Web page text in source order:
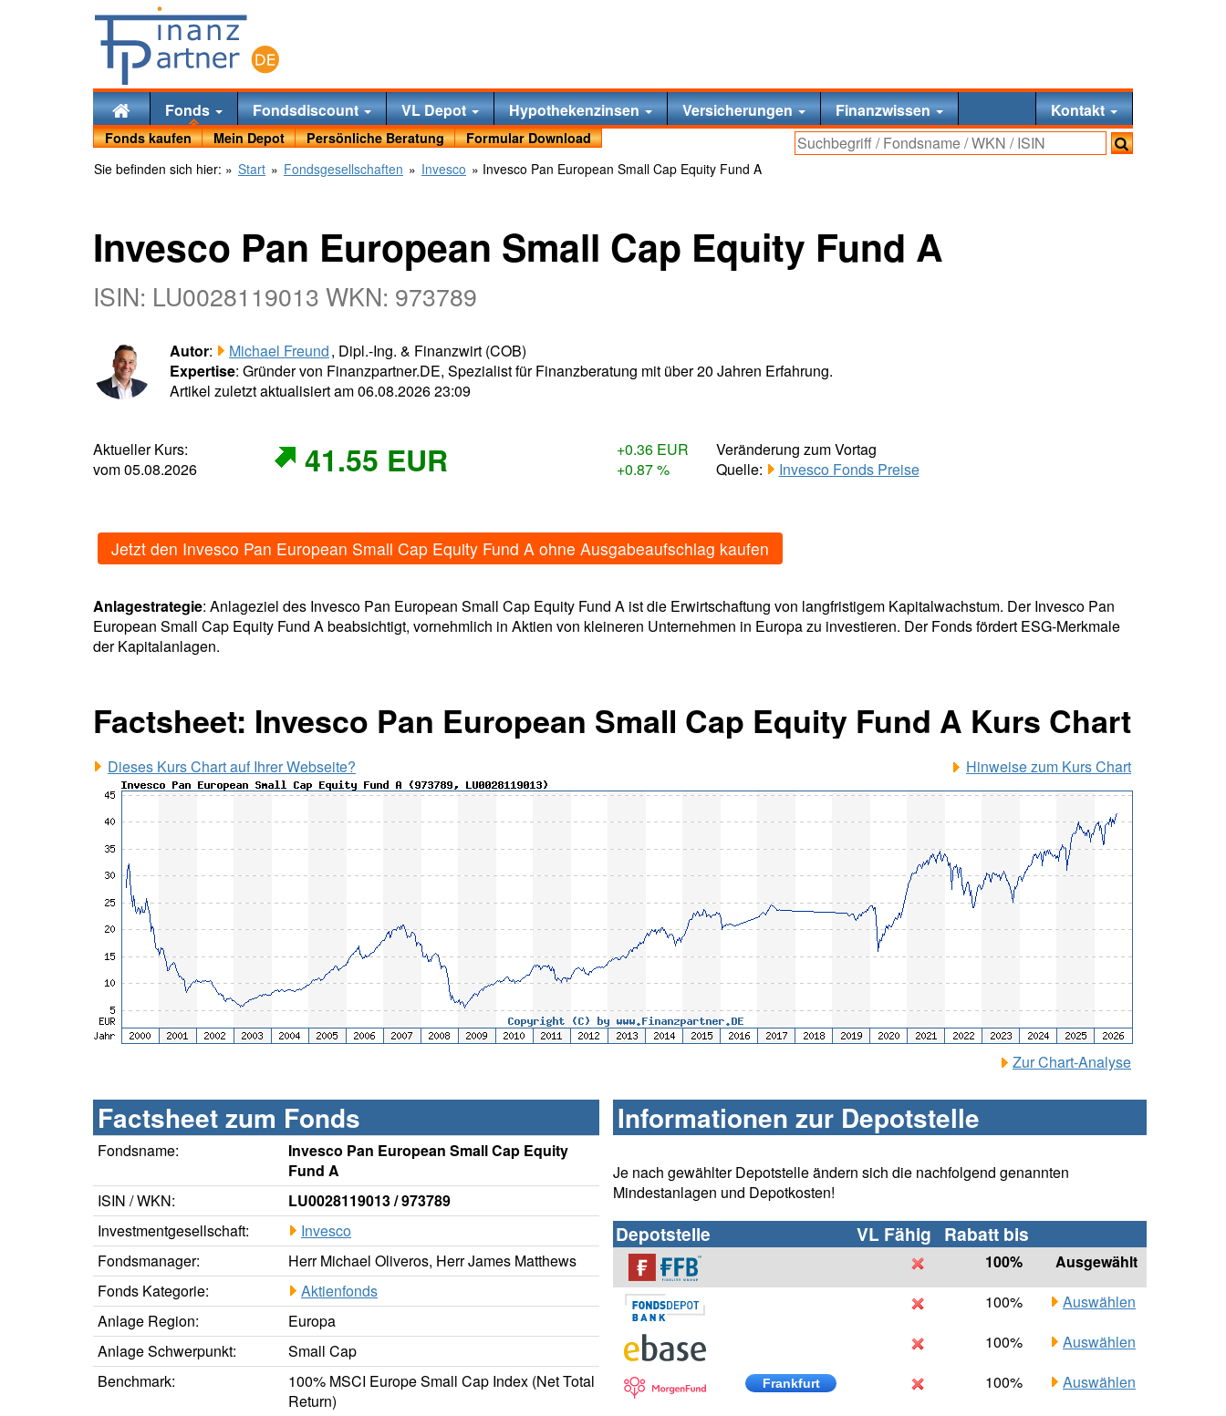
Fonds Fondsdiscount VL Depot Hypothekenzinsen Versicherungen Finanzwissen Kontakt
Fonds kaufen Mein Depot Persönliche Beratung
Formular Download
Sie befinden sich hier: » Start » Fondsgesellschaften » Invesco » Invesco Pan European Small Cap Equity Fund A
Invesco Pan European Small Cap Equity Fund A
ISIN: LU0028119013 WKN: 973789
Autor: Michael Freund, Dipl.-Ing. & Finanzwirt (COB)
Expertise: Gründer von Finanzpartner.DE, Spezialist für Finanzberatung mit über 20 Jahren Erfahrung.
Artikel zuletzt aktualisiert am 06.08.2026 23:09
Aktueller Kurs:
vom 05.08.2026
41.55 EUR
+0.36 EUR
+0.87 %
Veränderung zum Vortag
Quelle:
Invesco Fonds Preise
Jetzt den Invesco Pan European Small Cap Equity Fund A ohne Ausgabeaufschlag kaufen
Anlagestrategie: Anlageziel des Invesco Pan European Small Cap Equity Fund A ist die Erwirtschaftung von langfristigem Kapitalwachstum. Der Invesco Pan
European Small Cap Equity Fund A beabsichtigt, vornehmlich in Aktien von kleineren Unternehmen in Europa zu investieren. Der Fonds fördert ESG-Merkmale
der Kapitalanlagen.
Factsheet: Invesco Pan European Small Cap Equity Fund A Kurs Chart
Dieses Kurs Chart auf Ihrer Webseite? Hinweise zum Kurs Chart
Zur Chart-Analyse
Factsheet zum Fonds
Fondsname:
Invesco Pan European Small Cap Equity
Fund A
ISIN / WKN:
LU0028119013 / 973789
Investmentgesellschaft:
Invesco
Fondsmanager:
Herr Michael Oliveros, Herr James Matthews
Fonds Kategorie:
Aktienfonds
Anlage Region:
Europa
Anlage Schwerpunkt:
Small Cap
Benchmark:
100% MSCI Europe Small Cap Index (Net Total
Return)
Informationen zur Depotstelle
Je nach gewählter Depotstelle ändern sich die nachfolgend genannten
Mindestanlagen und Depotkosten!
Depotstelle VL Fähig Rabatt bis
100%
Ausgewählt
100%
Auswählen
100%
Auswählen
Frankfurt 100% Auswählen